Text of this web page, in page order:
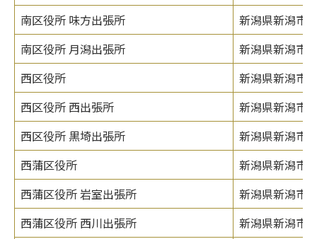
南区役所 味方出張所
新潟県新潟市
南区役所 月潟出張所
新潟県新潟市
西区役所
新潟県新潟市
西区役所 西出張所
新潟県新潟市
西区役所 黒埼出張所
新潟県新潟市
西蒲区役所
新潟県新潟市
西蒲区役所 岩室出張所
新潟県新潟市
西蒲区役所 西川出張所
新潟県新潟市